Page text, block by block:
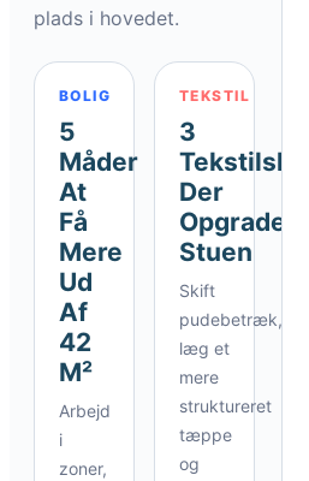
plads i hovedet.
BOLIG
5
Måder
At
Få
Mere
Ud
Af
42
M²
Arbejd
i
zoner,
TEKSTIL
3
Tekstilskift
Der
Opgraderer
Stuen
Skift
pudebetræk,
læg et
mere
struktureret
tæppe
og